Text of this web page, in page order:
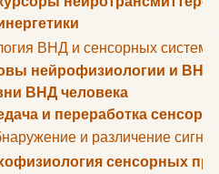
ВНД и сенсорных систем
нейрофизиологии и ВНД
ВНД человека
и переработка
и различение
сенсорных